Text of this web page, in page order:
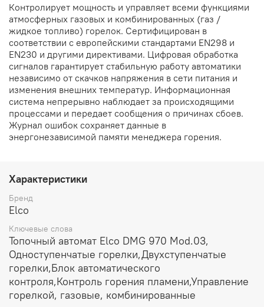
Контролирует мощность и управляет всеми функциями
атмосферных газовых и комбинированных (газ /
жидкое топливо) горелок. Сертифицирован в
соответствии с европейскими стандартами EN298 и
EN230 и другими директивами. Цифровая обработка
сигналов гарантирует стабильную работу автоматики
независимо от скачков напряжения в сети питания и
изменения внешних температур. Информационная
система непрерывно наблюдает за происходящими
процессами и передает сообщения о причинах сбоев.
Журнал ошибок сохраняет данные в
энергонезависимой памяти менеджера горения.
Характеристики
Бренд
Elco
Ключевые слова
Топочный автомат Elco DMG 970 Mod.03,
Одноступенчатые горелки,Двухступенчатые
горелки,Блок автоматического
контроля,Контроль горения пламени,Управление
горелкой, газовые, комбинированные